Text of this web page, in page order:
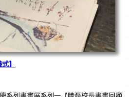
】
系列書畫展系列一【陸磊校長書畫回顧